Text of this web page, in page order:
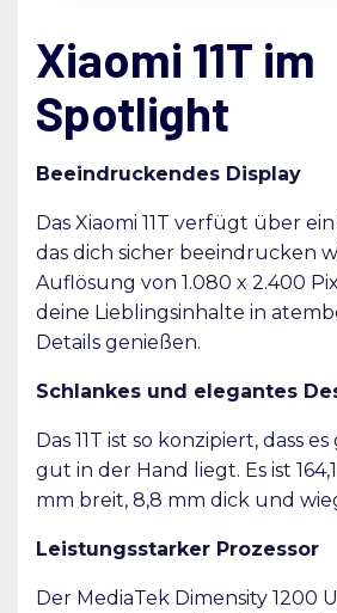
Xiaomi 11T im
Spotlight
Beeindruckendes Display
Das Xiaomi 11T verfügt über
das dich sicher beeindrucken
Auflösung von 1.080 x 2.400
deine Lieblingsinhalte in
Details genießen.
Schlankes und elegantes
Das 11T ist so konzipiert, dass
gut in der Hand liegt. Es ist
mm breit, 8,8 mm dick und
Leistungsstarker Prozessor
Der MediaTek Dimensity 1200